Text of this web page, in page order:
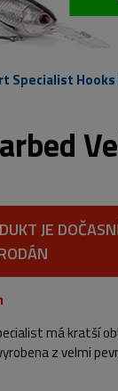
Specialist
JE
má kratší
z velmi